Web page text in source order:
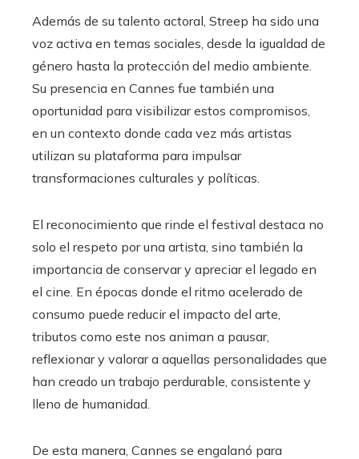
Además de su talento actoral, Streep ha sido una
voz activa en temas sociales, desde la igualdad de
género hasta la protección del medio ambiente.
Su presencia en Cannes fue también una
oportunidad para visibilizar estos compromisos,
en un contexto donde cada vez más artistas
utilizan su plataforma para impulsar
transformaciones culturales y políticas.
El reconocimiento que rinde el festival destaca no
solo el respeto por una artista, sino también la
importancia de conservar y apreciar el legado en
el cine. En épocas donde el ritmo acelerado de
consumo puede reducir el impacto del arte,
tributos como este nos animan a pausar,
reflexionar y valorar a aquellas personalidades que
han creado un trabajo perdurable, consistente y
lleno de humanidad.
De esta manera, Cannes se engalanó para